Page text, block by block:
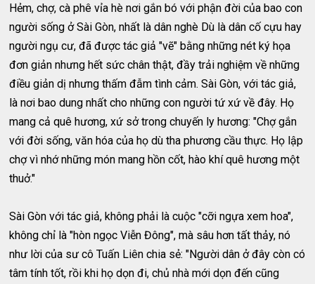
Hẻm, chợ, cà phê vỉa hè nơi gắn bó với phận đời của bao con
người sống ở Sài Gòn, nhất là dân nghè Dù là dân cố cựu hay
người ngụ cư, đã được tác giả "vẽ" bằng những nét ký họa
đơn giản nhưng hết sức chân thật, đầy trải nghiệm về những
điều giản dị nhưng thấm đẫm tình cảm. Sài Gòn, với tác giả,
là nơi bao dung nhất cho những con người tứ xứ về đây. Họ
mang cả quê hương, xứ sở trong chuyến ly hương: "Chợ gắn
với đời sống, văn hóa của họ dù tha phương cầu thực. Họ lập
chợ vì nhớ những món mang hồn cốt, hào khí quê hương một
thuở."
Sài Gòn với tác giả, không phải là cuộc "cỡi ngựa xem hoa",
không chỉ là "hòn ngọc Viễn Đông", mà sâu hơn tất thảy, nó
như lời của sư cô Tuấn Liên chia sẻ: "Người dân ở đây còn có
tâm tính tốt, rồi khi họ dọn đi, chủ nhà mới dọn đến cũng